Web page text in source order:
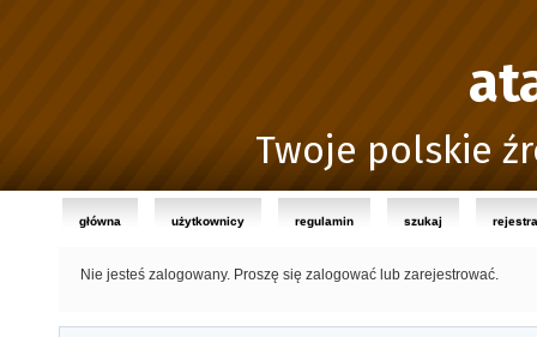
Twoje polskie
główna użytkownicy regulamin szukaj
Nie jesteś zalogowany. Proszę się zalogować lub zarejestrować.